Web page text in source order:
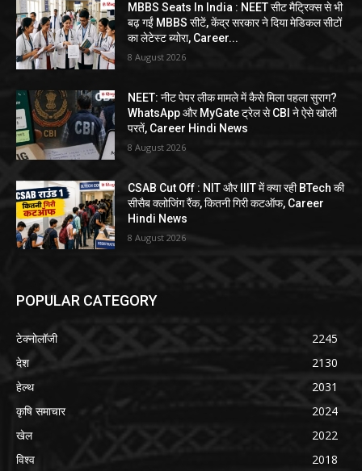
MBBS Seats In India : NEET सीट मैट्रिक्स से भी
बढ़ गईं MBBS सीटें, केंद्र सरकार ने दिया मेडिकल सीटों
का लेटेस्ट ब्योरा, Career...
8 August 2026
NEET: नीट पेपर लीक मामले में कैसे मिला पहला सुराग?
WhatsApp और MyGate ट्रेल से CBI ने ऐसे खोली
परतें, Career Hindi News
8 August 2026
CSAB Cut Off : NIT और IIIT में क्या रही BTech की
सीसैब क्लोजिंग रैंक, कितनी गिरी कटऑफ, Career
Hindi News
8 August 2026
POPULAR CATEGORY
टेक्नोलॉजी
2245
देश
2130
हेल्थ
2031
कृषि समाचार
2024
खेल
2022
विश्व
2018